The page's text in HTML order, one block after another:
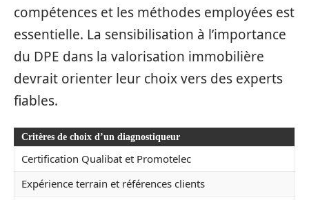
compétences et les méthodes employées est
essentielle. La sensibilisation à l’importance
du DPE dans la valorisation immobilière
devrait orienter leur choix vers des experts
fiables.
Critères de choix d’un diagnostiqueur
Certification Qualibat et Promotelec
Expérience terrain et références clients